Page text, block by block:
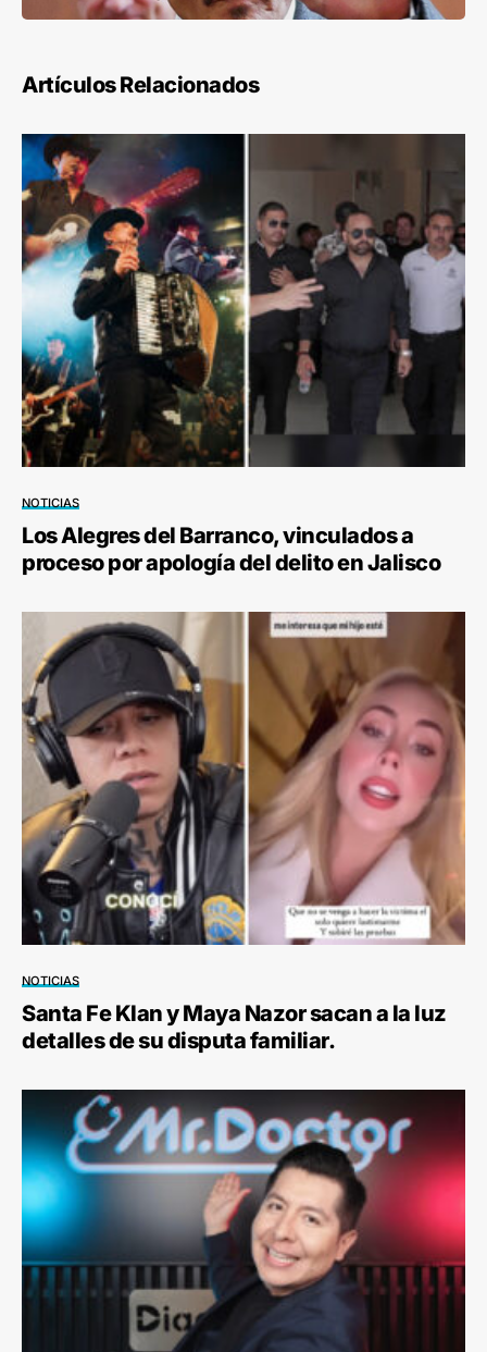
Artículos Relacionados
NOTICIAS
Los Alegres del Barranco, vinculados a
proceso por apología del delito en Jalisco
NOTICIAS
Santa Fe Klan y Maya Nazor sacan a la luz
detalles de su disputa familiar.